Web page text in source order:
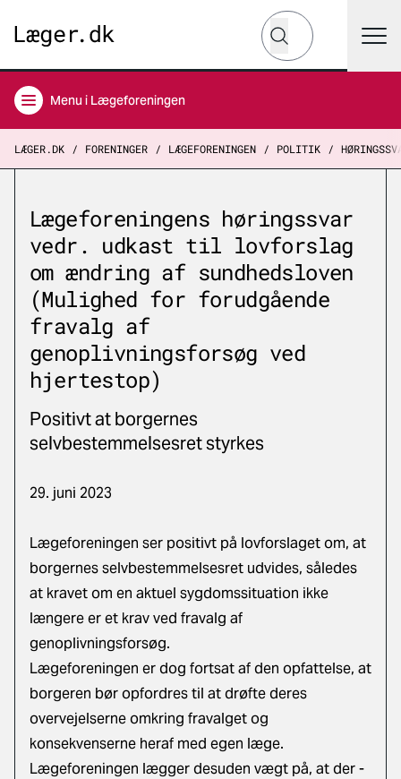
Hvad leder du efter?
Søg
Menu i Lægeforeningen
LÆGER.DK FORENINGER LÆGEFORENINGEN POLITIK
Lægeforeningens høringssvar
vedr. udkast til lovforslag
om ændring af sundhedsloven
(Mulighed for forudgående
fravalg af
genoplivningsforsøg ved
hjertestop)
Positivt at borgernes
selvbestemmelsesret styrkes
29. juni 2023
Lægeforeningen ser positivt på lovforslaget om, at
borgernes selvbestemmelsesret udvides, således
at kravet om en aktuel sygdomssituation ikke
længere er et krav ved fravalg af
genoplivningsforsøg.
Lægeforeningen er dog fortsat af den opfattelse, at
borgeren bør opfordres til at drøfte deres
overvejelserne omkring fravalget og
konsekvenserne heraf med egen læge.
Lægeforeningen lægger desuden vægt på, at der -